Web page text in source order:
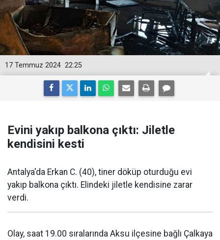
22:25
17 Temmuz 2024
Evini yakıp balkona çıktı: Jiletle
kendisini kesti
Antalya'da Erkan C. (40), tiner döküp oturduğu evi
yakıp balkona çıktı. Elindeki jiletle kendisine zarar
verdi.
Olay, saat 19.00 sıralarında Aksu ilçesine bağlı Çalkaya